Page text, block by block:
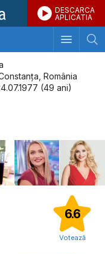
DESCARCA
APLICATIA
România
(49 ani)
6.6
Votează